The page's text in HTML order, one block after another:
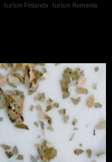
turism Finlanda turism Romania